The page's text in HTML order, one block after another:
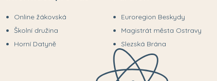
Online žákovská
Školní družina
Horní Datyně
Euroregion Beskydy
Magistrát města Ostravy
Slezská Brána